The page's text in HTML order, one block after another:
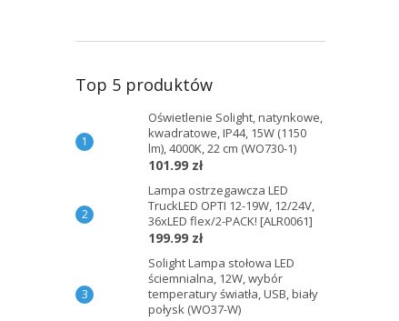
Top 5 produktów
Oświetlenie Solight, natynkowe,
kwadratowe, IP44, 15W (1150
lm), 4000K, 22 cm (WO730-1)
101.99 zł
Lampa ostrzegawcza LED
TruckLED OPTI 12-19W, 12/24V,
36xLED flex/2-PACK! [ALR0061]
199.99 zł
Solight Lampa stołowa LED
ściemnialna, 12W, wybór
temperatury światła, USB, biały
połysk (WO37-W)